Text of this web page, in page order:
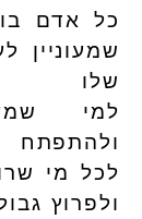
שמעוניין
שלו
למי
ולהתפתח
לכל מי
ולפרוץ